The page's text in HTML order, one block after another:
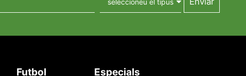
Futbol
Especials